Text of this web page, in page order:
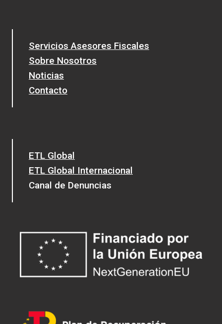
Servicios Asesores Fiscales
Sobre Nosotros
Noticias
Contacto
ETL Global
ETL Global Internacional
Canal de Denuncias